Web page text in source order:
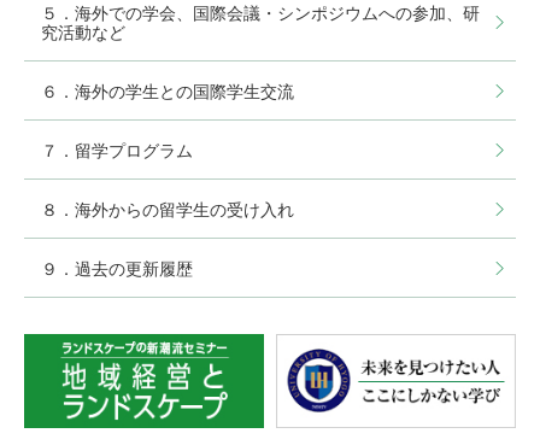
５．海外での学会、国際会議・シンポジウムへの参加、研
究活動など
６．海外の学生との国際学生交流
７．留学プログラム
８．海外からの留学生の受け入れ
９．過去の更新履歴